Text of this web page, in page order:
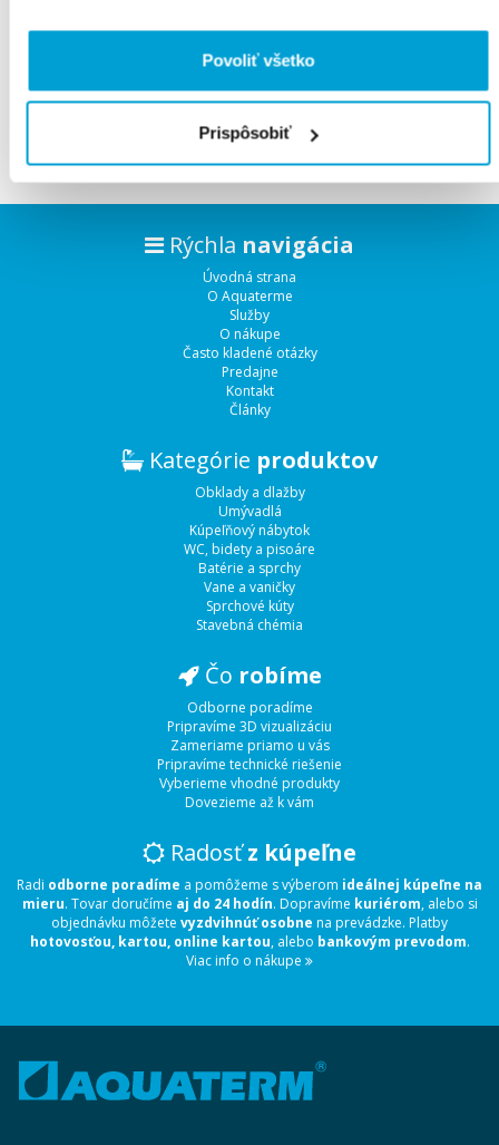
Povoliť všetko
Prispôsobiť
Vyhľadávam tovary.Čakajte prosím.
Rýchla navigácia
Úvodná strana
O Aquaterme
Služby
O nákupe
Často kladené otázky
Predajne
Kontakt
Články
Kategórie produktov
Obklady a dlažby
Umývadlá
Kúpeľňový nábytok
WC, bidety a pisoáre
Batérie a sprchy
Vane a vaničky
Sprchové kúty
Stavebná chémia
Čo robíme
Odborne poradíme
Pripravíme 3D vizualizáciu
Zameriame priamo u vás
Pripravíme technické riešenie
Vyberieme vhodné produkty
Dovezieme až k vám
Radosťz kúpeľne
Radi odborne poradíme a pomôžeme s výberom ideálnej kúpeľne na
mieru. Tovar doručíme aj do 24 hodín. Dopravíme kuriérom, alebo si
objednávku môžete vyzdvihnúť osobne na prevádzke. Platby
hotovosťou, kartou, online kartou, alebo bankovým prevodom.
Viac info o nákupe